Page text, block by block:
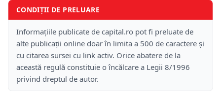
CONDIȚII DE PRELUARE
Informațiile publicate de capital.ro pot fi preluate de
alte publicații online doar în limita a 500 de caractere și
cu citarea sursei cu link activ. Orice abatere de la
această regulă constituie o încălcare a Legii 8/1996
privind dreptul de autor.